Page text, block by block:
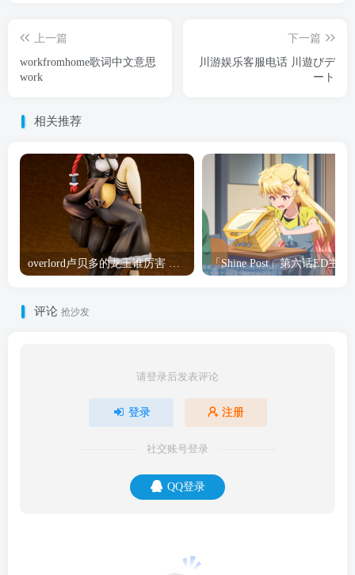
上一篇
workfromhome歌词中文意思
work
下一篇
川游娱乐客服电话 川遊びデ
ート
相关推荐
评论 抢沙发
请登录后发表评论
登录 注册
社交账号登录
QQ登录